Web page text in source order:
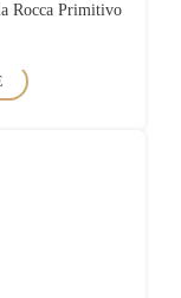
Rocca Primitivo